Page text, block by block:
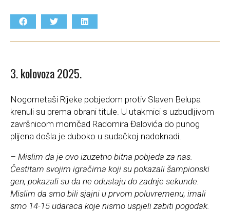
3. kolovoza 2025.
Nogometaši Rijeke pobjedom protiv Slaven Belupa
krenuli su prema obrani titule. U utakmici s uzbudljivom
završnicom momčad Radomira Đalovića do punog
plijena došla je duboko u sudačkoj nadoknadi.
– Mislim da je ovo izuzetno bitna pobjeda za nas.
Čestitam svojim igračima koji su pokazali šampionski
gen, pokazali su da ne odustaju do zadnje sekunde.
Mislim da smo bili sjajni u prvom poluvremenu, imali
smo 14-15 udaraca koje nismo uspjeli zabiti pogodak.